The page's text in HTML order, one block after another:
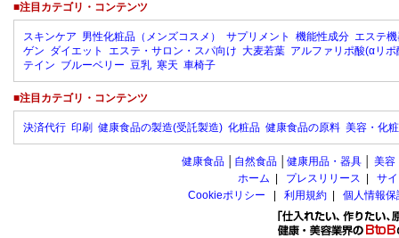
■注目カテゴリ・コンテンツ
スキンケア 男性化粧品（メンズコスメ） サプリメント 機能性成分 エステ
ゲン ダイエット エステ・サロン・スパ向け 大麦若葉 アルファリポ酸(αリポ
テイン ブルーベリー 豆乳 寒天 車椅子
■注目カテゴリ・コンテンツ
決済代行 印刷 健康食品の製造(受託製造) 化粧品 健康食品の原料 美容・化
健康食品 自然食品 健康用品・器具 美容
ホーム
プレスリリース
サ
Cookieポリシー
利用規約 個人情報